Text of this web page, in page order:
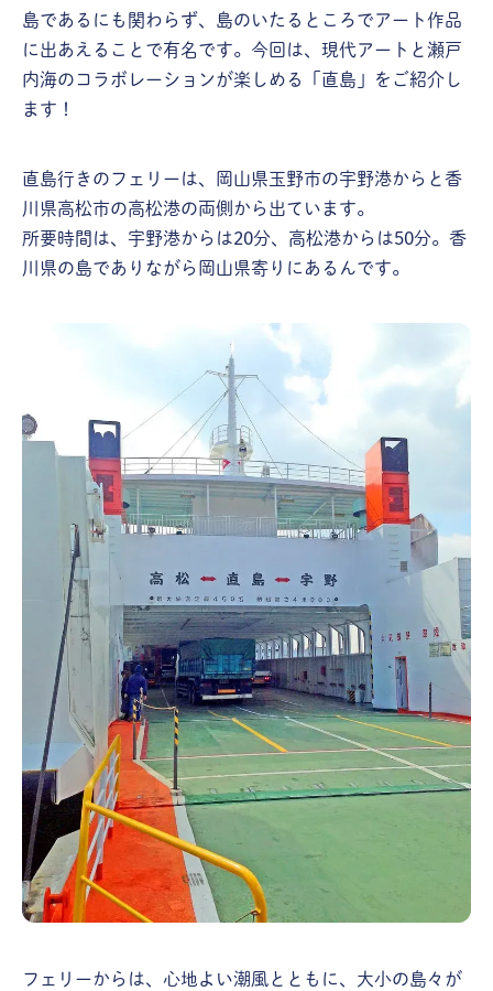
島であるにも関わらず、島のいたるところでアート作品
に出あえることで有名です。今回は、現代アートと瀬戸
内海のコラボレーションが楽しめる「直島」をご紹介し
ます！
直島行きのフェリーは、岡山県玉野市の宇野港からと香
川県高松市の高松港の両側から出ています。
所要時間は、宇野港からは20分、高松港からは50分。香
川県の島でありながら岡山県寄りにあるんです。
フェリーからは、心地よい潮風とともに、大小の島々が